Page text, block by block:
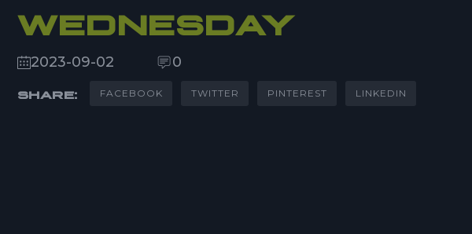
WEDNESDAY
2023-09-02 0
SHARE: FACEBOOK TWITTER PINTEREST LINKEDIN